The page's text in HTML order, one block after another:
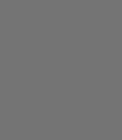
Natick
|
Engineer - FPGA / ASIC
-